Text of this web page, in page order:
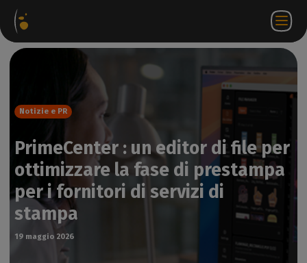
IT
Notizie e PR
PrimeCenter : un editor di file per
ottimizzare la fase di prestampa
per i fornitori di servizi di
stampa
19 maggio 2026